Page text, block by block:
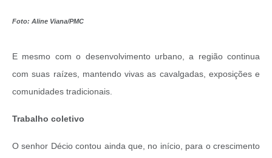
Foto: Aline Viana/PMC
E mesmo com o desenvolvimento urbano, a região continua
com suas raízes, mantendo vivas as cavalgadas, exposições e
comunidades tradicionais.
Trabalho coletivo
O senhor Décio contou ainda que, no início, para o crescimento